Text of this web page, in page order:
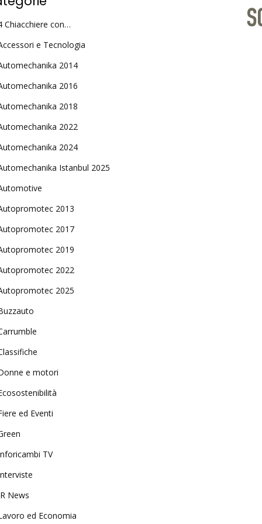
Chiacchiere con…
e Tecnologia
2014
2016
2018
2022
2024
Istanbul 2025
2013
2017
2019
2022
2025
e motori
ed Eventi
TV
News
ed Economia